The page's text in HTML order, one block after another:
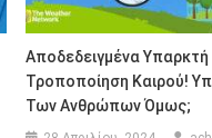
Αποδεδειγμένα Υπαρκτή
Τροποποίηση Καιρού!
Των Ανθρώπων Όμως;